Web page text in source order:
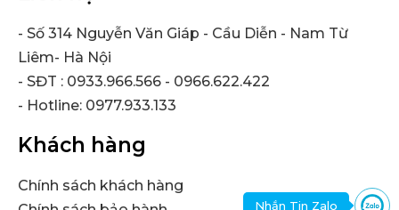
- Số 314 Nguyễn Văn Giáp - Cầu Diễn - Nam Từ
Liêm- Hà Nội
- SĐT : 0933.966.566 - 0966.622.422
- Hotline: 0977.933.133
Khách hàng
Chính sách khách hàng
Nhắn Tin Zalo